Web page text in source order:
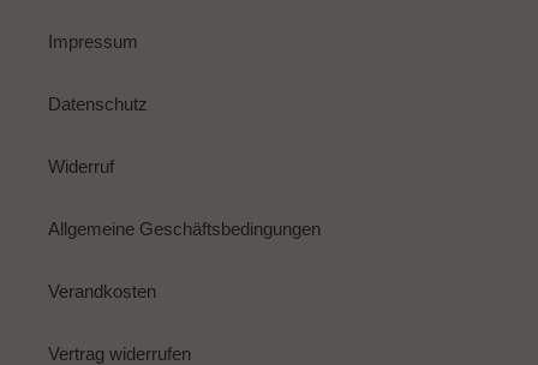
Impressum
Datenschutz
Widerruf
Allgemeine Geschäftsbedingungen
Verandkosten
Vertrag widerrufen